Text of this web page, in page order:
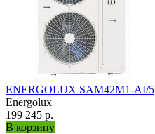
ENERGOLUX SAM42M1-AI/5
Energolux
199 245 р.
В корзину